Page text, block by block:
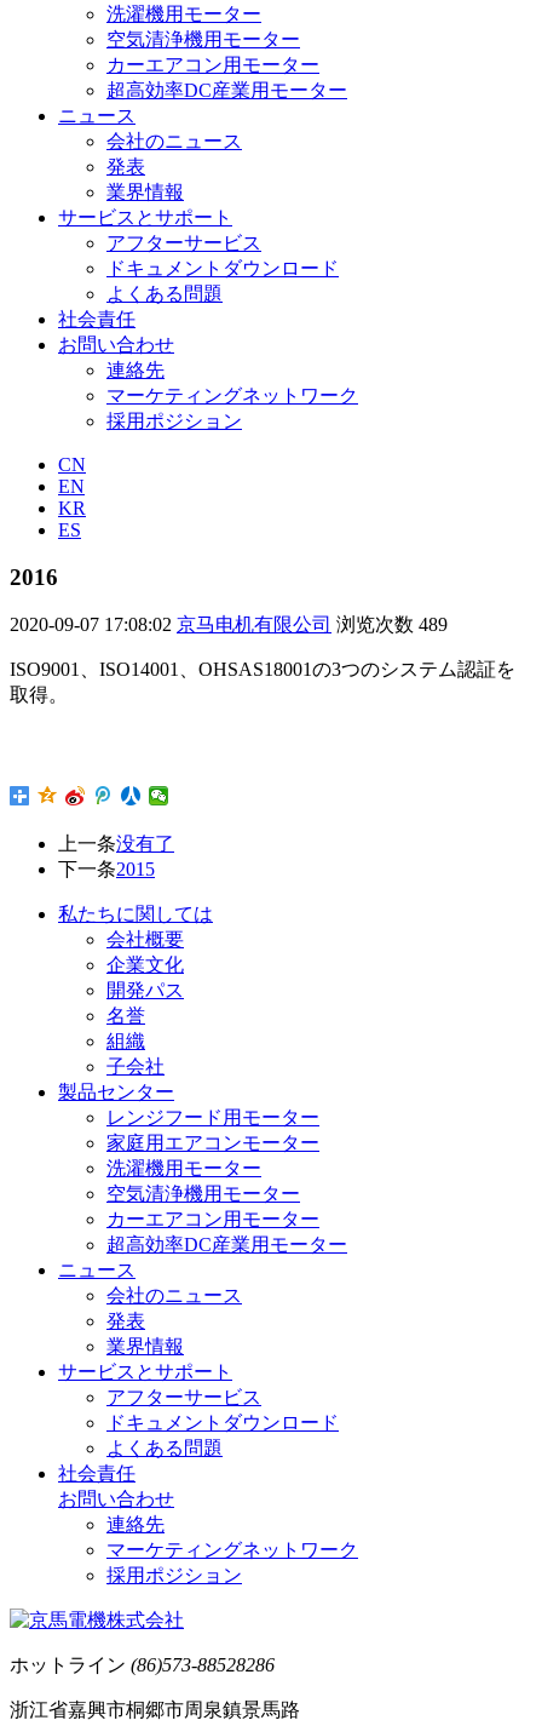
洗濯機用モーター
空気清浄機用モーター
カーエアコン用モーター
超高効率DC産業用モーター
ニュース
会社のニュース
発表
業界情報
サービスとサポート
アフターサービス
ドキュメントダウンロード
よくある問題
社会責任
お問い合わせ
連絡先
マーケティングネットワーク
採用ポジション
CN
EN
KR
ES
2016
2020-09-07 17:08:02 京马电机有限公司 浏览次数 489
ISO9001、ISO14001、OHSAS18001の3つのシステム認証を
取得。
上一条没有了
下一条2015
私たちに関しては
会社概要
企業文化
開発パス
名誉
組織
子会社
製品センター
レンジフード用モーター
家庭用エアコンモーター
洗濯機用モーター
空気清浄機用モーター
カーエアコン用モーター
超高効率DC産業用モーター
ニュース
会社のニュース
発表
業界情報
サービスとサポート
アフターサービス
ドキュメントダウンロード
よくある問題
社会責任
お問い合わせ
連絡先
マーケティングネットワーク
採用ポジション
ホットライン (86)573-88528286
浙江省嘉興市桐郷市周泉鎮景馬路